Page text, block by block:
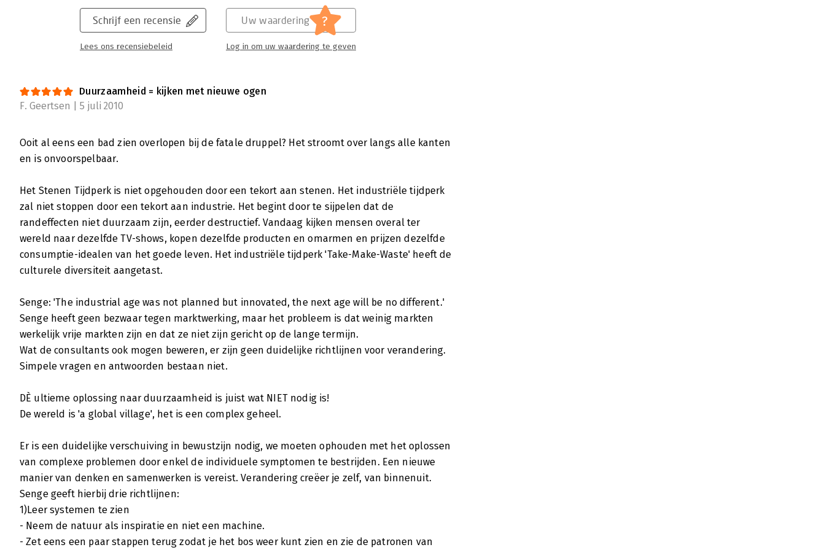
duurzame wereld. Dat die ommekeer noodzakelijk is, beschrijft hij aan de hand
van concreet bewijsmateriaal. Een inspirerend boek dat u op weg helpt om zelf iets
Lees verder
Schrijf een recensie
Lees ons recensiebeleid
Uw waardering ?
Log in om uw waardering te geven
Duurzaamheid = kijken met nieuwe ogen
F. Geertsen | 5 juli 2010
Ooit al eens een bad zien overlopen bij de fatale druppel? Het stroomt over langs alle kanten
en is onvoorspelbaar.
Het Stenen Tijdperk is niet opgehouden door een tekort aan stenen. Het industriële tijdperk
zal niet stoppen door een tekort aan industrie. Het begint door te sijpelen dat de
randeffecten niet duurzaam zijn, eerder destructief. Vandaag kijken mensen overal ter
wereld naar dezelfde TV-shows, kopen dezelfde producten en omarmen en prijzen dezelfde
consumptie-idealen van het goede leven. Het industriële tijdperk 'Take-Make-Waste' heeft de
culturele diversiteit aangetast.
Senge: 'The industrial age was not planned but innovated, the next age will be no different.'
Senge heeft geen bezwaar tegen marktwerking, maar het probleem is dat weinig markten
werkelijk vrije markten zijn en dat ze niet zijn gericht op de lange termijn.
Wat de consultants ook mogen beweren, er zijn geen duidelijke richtlijnen voor verandering.
Simpele vragen en antwoorden bestaan niet.
DÈ ultieme oplossing naar duurzaamheid is juist wat NIET nodig is!
De wereld is 'a global village', het is een complex geheel.
Er is een duidelijke verschuiving in bewustzijn nodig, we moeten ophouden met het oplossen
van complexe problemen door enkel de individuele symptomen te bestrijden. Een nieuwe
manier van denken en samenwerken is vereist. Verandering creëer je zelf, van binnenuit.
Senge geeft hierbij drie richtlijnen:
1)Leer systemen te zien
- Neem de natuur als inspiratie en niet een machine.
- Zet eens een paar stappen terug zodat je het bos weer kunt zien en zie de patronen van